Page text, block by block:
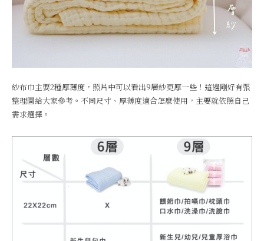
紗布巾主要2種厚薄度，照片中可以看出9層紗更厚一些！這邊剛好有張
整理圖給大家參考。不同尺寸、厚薄度適合怎麼使用，主要就依照自己
需求選擇。